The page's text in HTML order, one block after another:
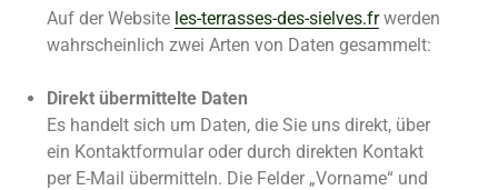
Auf der Website les-terrasses-des-sielves.frwerden
wahrscheinlich zwei Arten von Daten gesammelt:
Direkt übermittelte Daten
Es handelt sich um Daten, die Sie uns direkt, über
ein Kontaktformular oder durch direkten Kontakt
per E-Mail übermitteln. Die Felder „Vorname“ und